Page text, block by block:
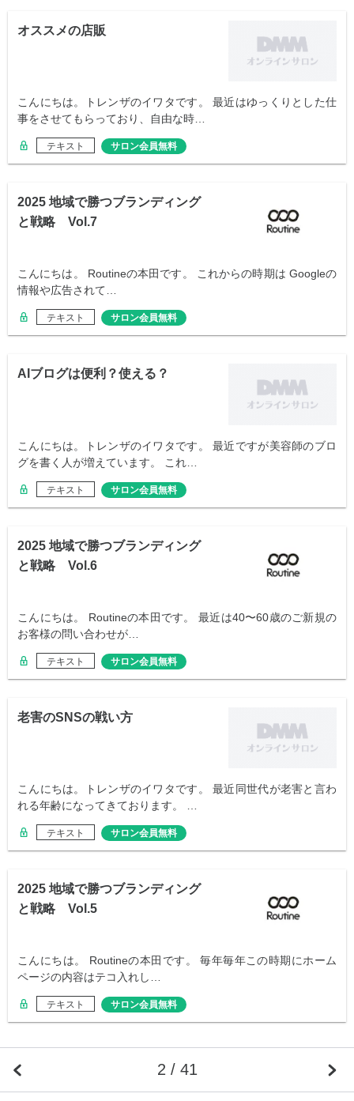
オススメの店販
こんにちは。トレンザのイワタです。 最近はゆっくりとした仕
事をさせてもらっており、自由な時…
テキスト サロン会員無料
2025 地域で勝つブランディング
と戦略 Vol.7
こんにちは。 Routineの本田です。 これからの時期は Googleの
情報や広告されて…
テキスト サロン会員無料
AIブログは便利？使える？
こんにちは。トレンザのイワタです。 最近ですが美容師のブロ
グを書く人が増えています。 これ…
テキスト サロン会員無料
2025 地域で勝つブランディング
と戦略 Vol.6
こんにちは。 Routineの本田です。 最近は40〜60歳のご新規の
お客様の問い合わせが…
テキスト サロン会員無料
老害のSNSの戦い方
こんにちは。トレンザのイワタです。 最近同世代が老害と言わ
れる年齢になってきております。 …
テキスト サロン会員無料
2025 地域で勝つブランディング
と戦略 Vol.5
こんにちは。 Routineの本田です。 毎年毎年この時期にホーム
ページの内容はテコ入れし…
テキスト サロン会員無料
2 / 41